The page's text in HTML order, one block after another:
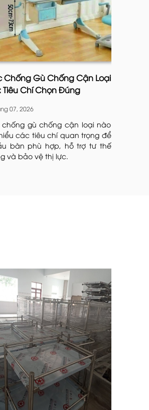
hiện trong các buổi tiệc
hứng từ những đường
sắc.
đầu cho các concept
Chống Gù Chống Cận Loại
Tiêu Chí Chọn Đúng
07, 2026
chống gù chống cận loại nào
các tiêu chí quan trọng để
bàn phù hợp, hỗ trợ tư thế
và bảo vệ thị lực.